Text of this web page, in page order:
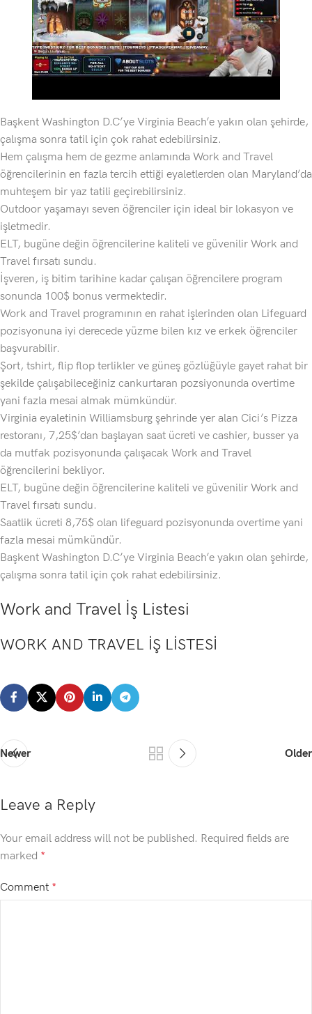
Başkent Washington D.C’ye Virginia Beach’e yakın olan şehirde,
çalışma sonra tatil için çok rahat edebilirsiniz.
Hem çalışma hem de gezme anlamında Work and Travel
öğrencilerinin en fazla tercih ettiği eyaletlerden olan Maryland’da
muhteşem bir yaz tatili geçirebilirsiniz.
Outdoor yaşamayı seven öğrenciler için ideal bir lokasyon ve
işletmedir.
ELT, bugüne değin öğrencilerine kaliteli ve güvenilir Work and
Travel fırsatı sundu.
İşveren, iş bitim tarihine kadar çalışan öğrencilere program
sonunda 100$ bonus vermektedir.
Work and Travel programının en rahat işlerinden olan Lifeguard
pozisyonuna iyi derecede yüzme bilen kız ve erkek öğrenciler
başvurabilir.
Şort, tshirt, flip flop terlikler ve güneş gözlüğüyle gayet rahat bir
şekilde çalışabileceğiniz cankurtaran pozsiyonunda overtime
yani fazla mesai almak mümkündür.
Virginia eyaletinin Williamsburg şehrinde yer alan Cici’s Pizza
restoranı, 7,25$’dan başlayan saat ücreti ve cashier, busser ya
da mutfak pozisyonunda çalışacak Work and Travel
öğrencilerini bekliyor.
ELT, bugüne değin öğrencilerine kaliteli ve güvenilir Work and
Travel fırsatı sundu.
Saatlik ücreti 8,75$ olan lifeguard pozisyonunda overtime yani
fazla mesai mümkündür.
Başkent Washington D.C’ye Virginia Beach’e yakın olan şehirde,
çalışma sonra tatil için çok rahat edebilirsiniz.
Work and Travel İş Listesi
WORK AND TRAVEL İŞ LİSTESİ
Newer Older
Leave a Reply
Your email address will not be published. Required fields are
marked *
Comment *